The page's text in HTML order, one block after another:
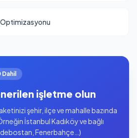
Optimizasyonu
işletme olun
şehir, ilçe ve mahalle bazında
İstanbul Kadıköy ve bağlı
Fenerbahçe…)